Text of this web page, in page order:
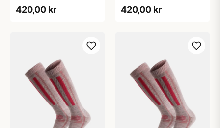
420,00 kr 420,00 kr